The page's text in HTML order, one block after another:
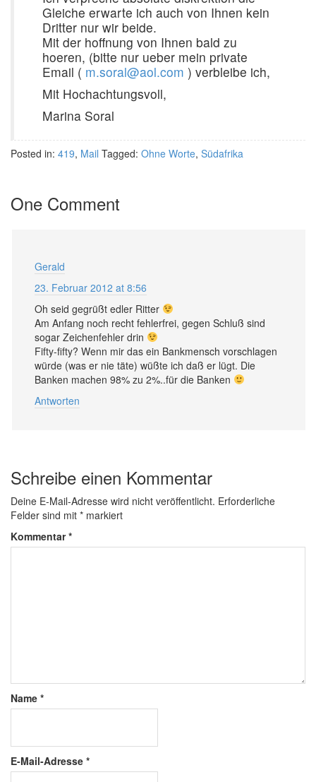
Gleiche erwarte ich auch von Ihnen kein
Dritter nur wir beide.
Mit der hoffnung von Ihnen bald zu
hoeren, (bitte nur ueber mein private
Email ( m.soral@aol.com ) verbleibe ich,
Mit Hochachtungsvoll,
Marina Soral
Posted in: 419, Mail Tagged: Ohne Worte, Südafrika
One Comment
Gerald
23. Februar 2012 at 8:56
Oh seid gegrüßt edler Ritter
Am Anfang noch recht fehlerfrei, gegen Schluß sind
sogar Zeichenfehler drin
Fifty-fifty? Wenn mir das ein Bankmensch vorschlagen
würde (was er nie täte) wüßte ich daß er lügt. Die
Banken machen 98% zu 2%..für die Banken
Antworten
Schreibe einen Kommentar
Deine E-Mail-Adresse wird nicht veröffentlicht. Erforderliche
Felder sind mit * markiert
Kommentar*
Name *
E-Mail-Adresse *